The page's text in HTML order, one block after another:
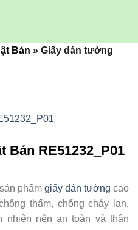
Bản » Giấy dán tường
Bản RE51232_P01
phẩm giấy dán tường cao
thấm, chống cháy lan,
nhiên nên an toàn và thân